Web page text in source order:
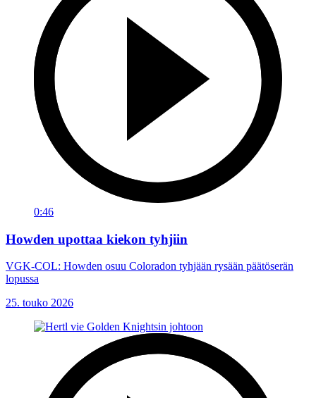
0:46
Howden upottaa kiekon tyhjiin
VGK-COL: Howden osuu Coloradon tyhjään rysään päätöserän
lopussa
25. touko 2026